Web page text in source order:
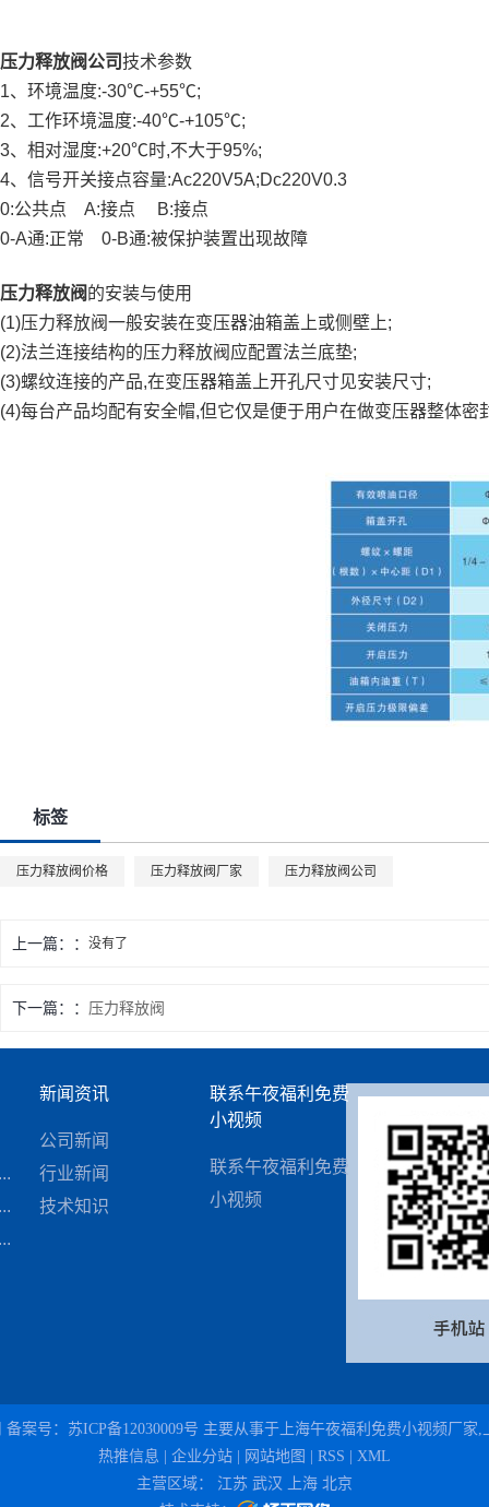
压力释放阀公司技术参数
1、环境温度:-30℃-+55℃;
2、工作环境温度:-40℃-+105℃;
3、相对湿度:+20℃时,不大于95%;
4、信号开关接点容量:Ac220V5A;Dc220V0.3
0:公共点 A:接点 B:接点
0-A通:正常 0-B通:被保护装置出现故障
压力释放阀的安装与使用
(1)压力释放阀一般安装在变压器油箱盖上或侧壁上;
(2)法兰连接结构的压力释放阀应配置法兰底垫;
(3)螺纹连接的产品,在变压器箱盖上开孔尺寸见安装尺寸;
(4)每台产品均配有安全帽,但它仅是便于用户在做变压器整体
标签
压力释放阀价格 压力释放阀厂家 压力释放阀公司
上一篇： 没有了
下一篇： 压力释放阀
新闻资讯
公司新闻
行业新闻
技术知识
联系午夜福利免费
小视频
联系午夜福利免费
小视频
案号： 苏ICP备12030009号 主要从事于 上海午夜福利免费小视频厂家,
热推信息
企业分站 网站地图 RSS
XML
主营区域： 江苏 武汉 上海 北京